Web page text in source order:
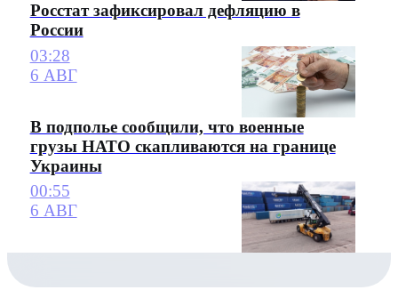
Росстат зафиксировал дефляцию в
России
03:28
6 АВГ
В подполье сообщили, что военные
грузы НАТО скапливаются на границе
Украины
00:55
6 АВГ